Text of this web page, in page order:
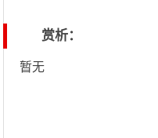
赏析：
暂无